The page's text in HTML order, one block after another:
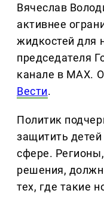
Вячеслав
активнее
жидкостей для
председателя
канале в MAX.
Вести.
Политик
защитить
сфере.
решения,
тех, где такие